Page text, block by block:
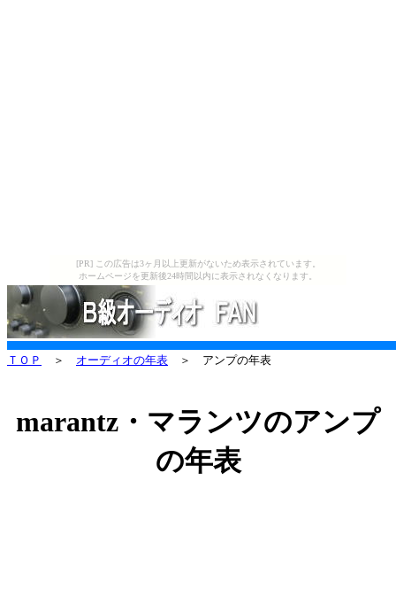
[PR] この広告は3ヶ月以上更新がないため表示されています。
ホームページを更新後24時間以内に表示されなくなります。
ＴＯＰ ＞ オーディオの年表 ＞ アンプの年表
marantz・マランツのアンプ
の年表